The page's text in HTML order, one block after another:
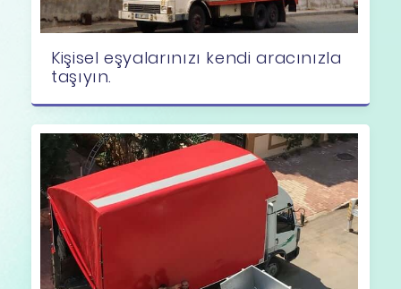
Kişisel eşyalarınızı kendi aracınızla
taşıyın.